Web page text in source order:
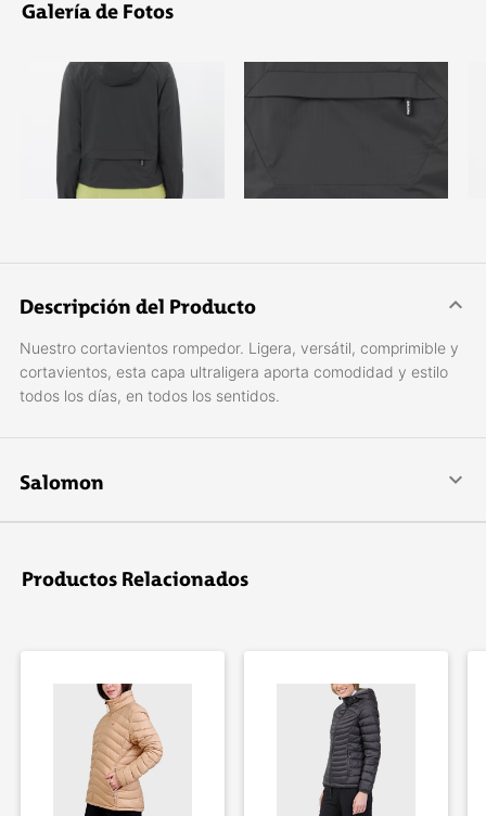
Galería de Fotos
Descripción del Producto
Nuestro cortavientos rompedor. Ligera, versátil, comprimible y
cortavientos, esta capa ultraligera aporta comodidad y estilo
todos los días, en todos los sentidos.
Salomon
The mountain sports company.
mundo en deportes de montaña, con su gran variedad de
Productos Relacionados